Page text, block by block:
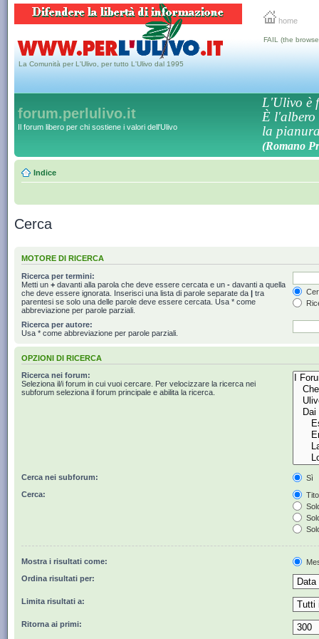
home
La Comunità per L'Ulivo, per tutto L'Ulivo dal 1995
FAIL (the
forum.perlulivo.it
Il forum libero per chi sostiene i valori dell'Ulivo
L'Ulivo è
È l'albero
la
(Romano
Indice
Cerca
MOTORE DI RICERCA
Ricerca per termini:
Metti un + davanti alla parola che deve essere cercata e un - davanti a quella
che deve essere ignorata. Inserisci una lista di parole separate da | tra
parentesi se solo una delle parole deve essere cercata. Usa * come
abbreviazione per parole parziali.
Ricerca per autore:
Usa * come abbreviazione per parole parziali.
OPZIONI DI RICERCA
Ricerca nei forum:
Seleziona il/i forum in cui vuoi cercare. Per velocizzare la ricerca nei
subforum seleziona il forum principale e abilita la ricerca.
Cerca nei subforum:
Sì
Cerca:
Mostra i risultati come:
Ordina risultati per:
Limita risultati a:
Ritorna ai primi: